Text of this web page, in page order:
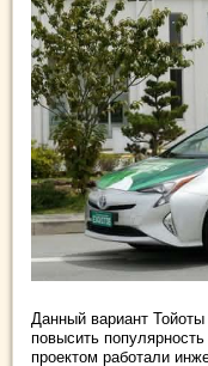
Данный вариант
повысить
проектом работали